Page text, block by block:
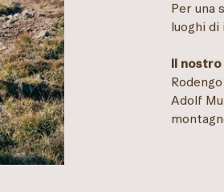
Per una
luoghi di
Il
Adolf